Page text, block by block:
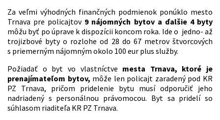
Za veľmi výhodných finančných podmienok ponúklo mesto
Trnava pre policajtov 9 nájomných bytov a ďalšie 4 byty
môžu byť po úprave k dispozícii koncom roka. Ide o jedno- až
trojizbové byty o rozlohe od 28 do 67 metrov štvorcových
s priemerným nájomným okolo 100 eur plus služby.
Požiadať o byt vo vlastníctve mesta Trnava, ktoré je
prenajímateľom bytov, môže len policajt zaradený pod KR
PZ Trnava, pričom pridelenie bytu musí odporučiť jeho
nadriadený s personálnou právomocou. Byt sa pridelí so
súhlasom riaditeľa KR PZ Trnava.